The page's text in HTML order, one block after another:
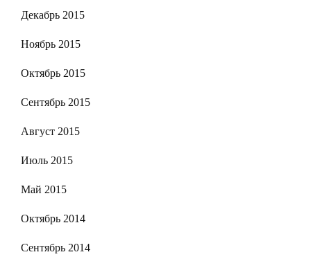
Декабрь 2015
Ноябрь 2015
Октябрь 2015
Сентябрь 2015
Август 2015
Июль 2015
Май 2015
Октябрь 2014
Сентябрь 2014